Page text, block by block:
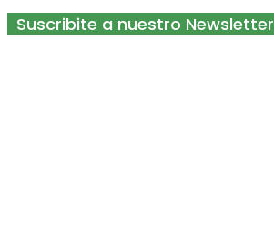
Suscribite a nuestro Newsletter